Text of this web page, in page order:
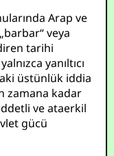
Arap ve
veya
tarihi
yanıltıcı
üstünlük iddia
zamana kadar
ve ataerkil
gücü